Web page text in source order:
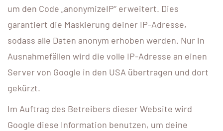
um den Code „anonymizeIP“ erweitert. Dies
garantiert die Maskierung deiner IP-Adresse,
sodass alle Daten anonym erhoben werden. Nur in
Ausnahmefällen wird die volle IP-Adresse an einen
Server von Google in den USA übertragen und dort
gekürzt.
Im Auftrag des Betreibers dieser Website wird
Google diese Information benutzen, um deine